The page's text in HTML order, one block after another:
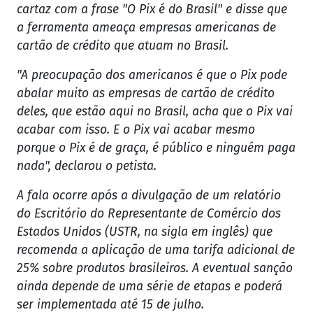
cartaz com a frase "O Pix é do Brasil" e disse que
a ferramenta ameaça empresas americanas de
cartão de crédito que atuam no Brasil.
"A preocupação dos americanos é que o Pix pode
abalar muito as empresas de cartão de crédito
deles, que estão aqui no Brasil, acha que o Pix vai
acabar com isso. E o Pix vai acabar mesmo
porque o Pix é de graça, é público e ninguém paga
nada", declarou o petista.
A fala ocorre após a divulgação de um relatório
do Escritório do Representante de Comércio dos
Estados Unidos (USTR, na sigla em inglês) que
recomenda a aplicação de uma tarifa adicional de
25% sobre produtos brasileiros. A eventual sanção
ainda depende de uma série de etapas e poderá
ser implementada até 15 de julho.